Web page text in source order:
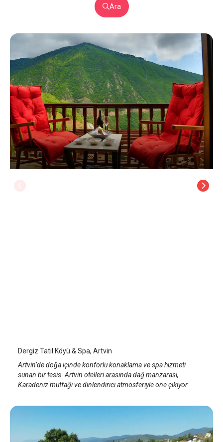
Ara
Dergiz Tatil Köyü & Spa, Artvin
Artvin’de doğa içinde konforlu konaklama ve spa hizmeti
sunan bir tesis. Artvin otelleri arasında dağ manzarası,
Karadeniz mutfağı ve dinlendirici atmosferiyle öne çıkıyor.